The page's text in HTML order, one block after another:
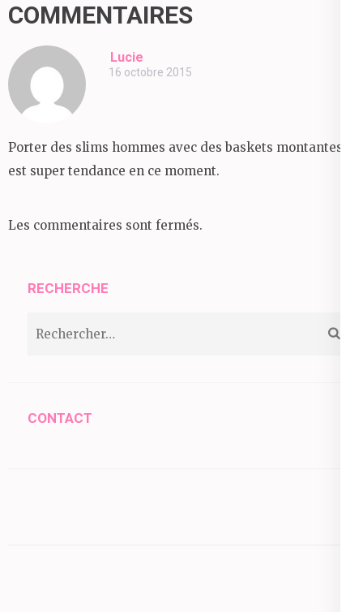
COMMENTAIRES
Lucie
16 octobre 2015
Porter des slims hommes avec des baskets montantes
est super tendance en ce moment.
Les commentaires sont fermés.
RECHERCHE
CONTACT